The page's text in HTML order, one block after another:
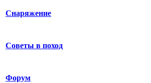
Снаряжение
Советы в поход
Форум